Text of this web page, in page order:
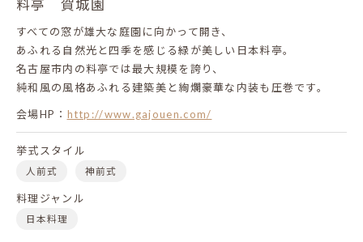
料亭 賀城園
すべての窓が雄大な庭園に向かって開き、
あふれる自然光と四季を感じる緑が美しい日本料亭。
名古屋市内の料亭では最大規模を誇り、
純和風の風格あふれる建築美と絢爛豪華な内装も圧巻です。
会場HP： http://www.gajouen.com/
挙式スタイル
人前式 神前式
料理ジャンル
日本料理